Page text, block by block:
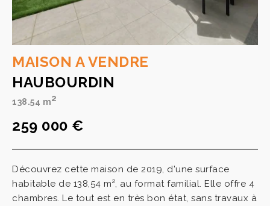
MAISON A VENDRE
HAUBOURDIN
138.54 m2
259 000 €
Découvrez cette maison de 2019, d'une surface
habitable de 138,54 m², au format familial. Elle offre 4
chambres. Le tout est en très bon état, sans travaux à